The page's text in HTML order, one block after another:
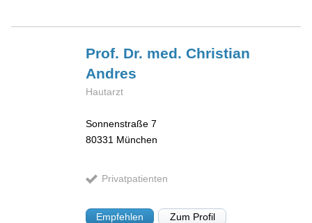
Prof. Dr. med. Christian
Andres
Hautarzt
Sonnenstraße 7
80331 München
Privatpatienten
Empfehlen Zum Profil